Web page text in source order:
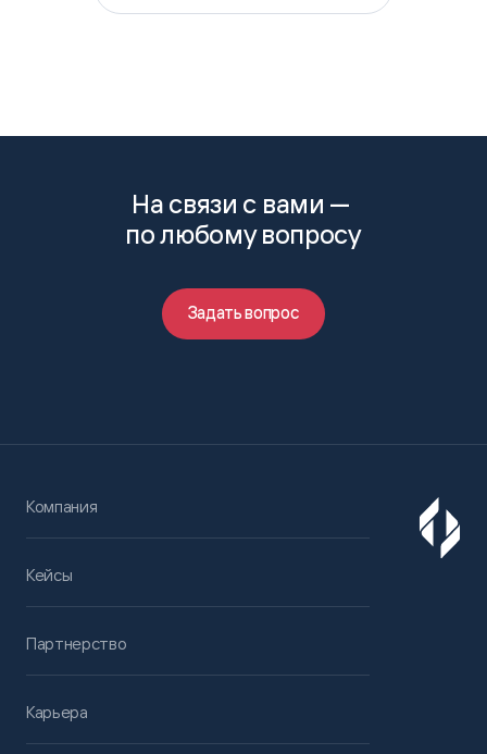
На связи с вами —
по любому вопросу
Задать вопрос
Компания
Кейсы
Партнерство
Карьера